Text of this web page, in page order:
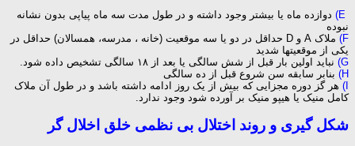
دوازده ماه یا بیشتر وجود داشته و در طول مدت سه ماه پیاپی بدون نشانه
نبوده
F)
ملاک A و D حداقل در دو یا سه موقعیت (خانه ، مدرسه، همسالان) حداقل در
یکی از موقعیتها شدید
G) نباید اولین بار قبل از شش سالگی یا بعد از ۱۸ سالگی تشخیص داده شود.
H)
بنابر سابقه سن شروع قبل از ده سالگی
هر گز دوره مجزایی که بیش از یک روز ادامه داشته باشد و در طول آن ملاک
کامل منیک یا هیپو منیک بر آورده شود وجود ندارد.
شکل­ گیری و روند اختلال بی نظمی خلق اخلال گر